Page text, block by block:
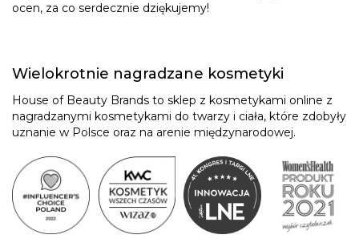
ocen, za co serdecznie dziękujemy!
Wielokrotnie nagradzane kosmetyki
House of Beauty Brands to sklep z kosmetykami online z
nagradzanymi kosmetykami do twarzy i ciała, które zdobyły
uznanie w Polsce oraz na arenie międzynarodowej.